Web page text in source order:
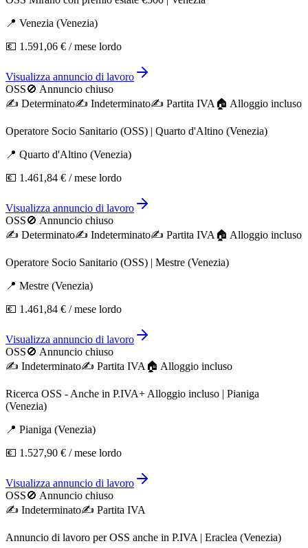
📍 Venezia (Venezia)
💶 1.591,06 € / mese lordo
Visualizza annuncio di lavoro
OSS🚫 Annuncio chiuso
✍️ Determinato✍️ Indeterminato✍️ Partita IVA 🏠︎ Alloggio incluso
Operatore Socio Sanitario (OSS) | Quarto d'Altino (Venezia)
📍 Quarto d'Altino (Venezia)
💶 1.461,84 € / mese lordo
Visualizza annuncio di lavoro
OSS🚫 Annuncio chiuso
✍️ Determinato✍️ Indeterminato✍️ Partita IVA 🏠︎ Alloggio incluso
Operatore Socio Sanitario (OSS) | Mestre (Venezia)
📍 Mestre (Venezia)
💶 1.461,84 € / mese lordo
Visualizza annuncio di lavoro
OSS🚫 Annuncio chiuso
✍️ Indeterminato✍️ Partita IVA 🏠︎ Alloggio incluso
Ricerca OSS - Anche in P.IVA+ Alloggio incluso | Pianiga
(Venezia)
📍 Pianiga (Venezia)
💶 1.527,90 € / mese lordo
Visualizza annuncio di lavoro
OSS🚫 Annuncio chiuso
✍️ Indeterminato✍️ Partita IVA
Annuncio di lavoro per OSS anche in P.IVA | Eraclea (Venezia)